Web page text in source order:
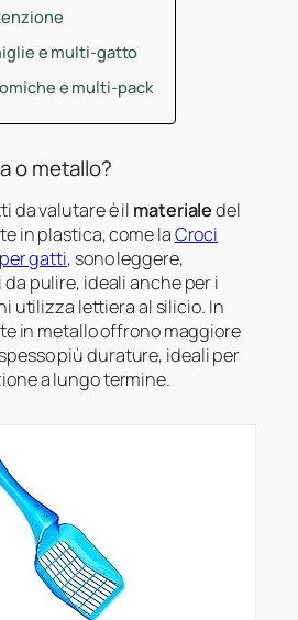
e multi-gatto
e multi-pack
o metallo?
da valutare è il materialedel
in plastica, come laCroci
gatti, sono leggere,
pulire, ideali anche per i
utilizza lettiera al silicio. In
in metallo offrono maggiore
più durature, ideali per
a lungo termine.